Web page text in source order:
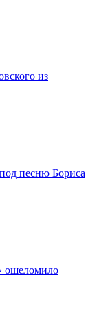
из
песню Бориса
ошеломило